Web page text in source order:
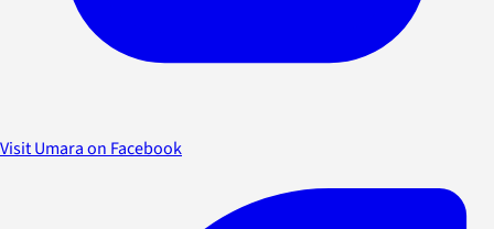
Visit Umara on Facebook